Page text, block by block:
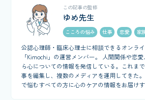
この記事の監修
ゆめ先生
こころの悩み 仕事 恋愛 家
公認心理師・臨床心理士に相談できるオンラ
「Kimochi」の運営メンバー。 人間関係や恋
ら心についての情報を発信している。これま
事を編集し、複数のメディアを運用してきた
で悩むすべての方に心のケアの情報をお届けす